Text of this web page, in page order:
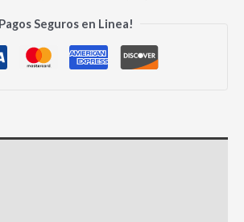
Seguros en Linea!